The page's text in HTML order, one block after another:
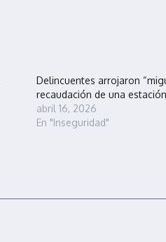
Delincuentes arrojaron
recaudación de una
abril 16, 2026
En "Inseguridad"